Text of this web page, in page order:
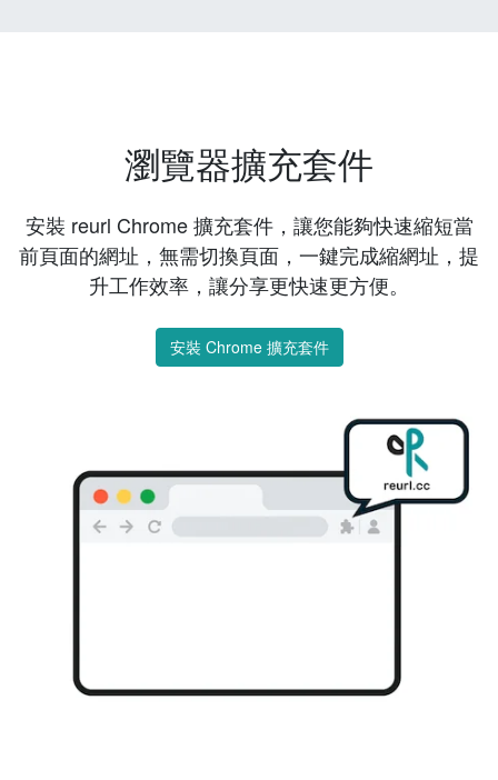
瀏覽器擴充套件
安裝 reurl Chrome 擴充套件，讓您能夠快速縮短當
前頁面的網址，無需切換頁面，一鍵完成縮網址，提
升工作效率，讓分享更快速更方便。
安裝 Chrome 擴充套件